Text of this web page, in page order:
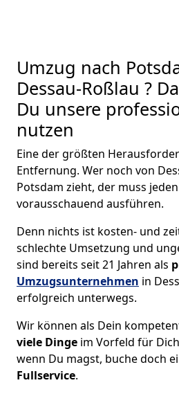
Umzug nach
Dessau-Roßlau ?
Du unsere
nutzen
Eine der größten
Entfernung. Wer noch von
Potsdam zieht, der muss
vorausschauend ausführen.
Denn nichts ist kosten- und
schlechte Umsetzung und
sind bereits seit 21 Jahren als
Umzugsunternehmen in
erfolgreich unterwegs.
Wir können als Dein
viele Dinge im Vorfeld für
wenn Du magst, buche doch
Fullservice.